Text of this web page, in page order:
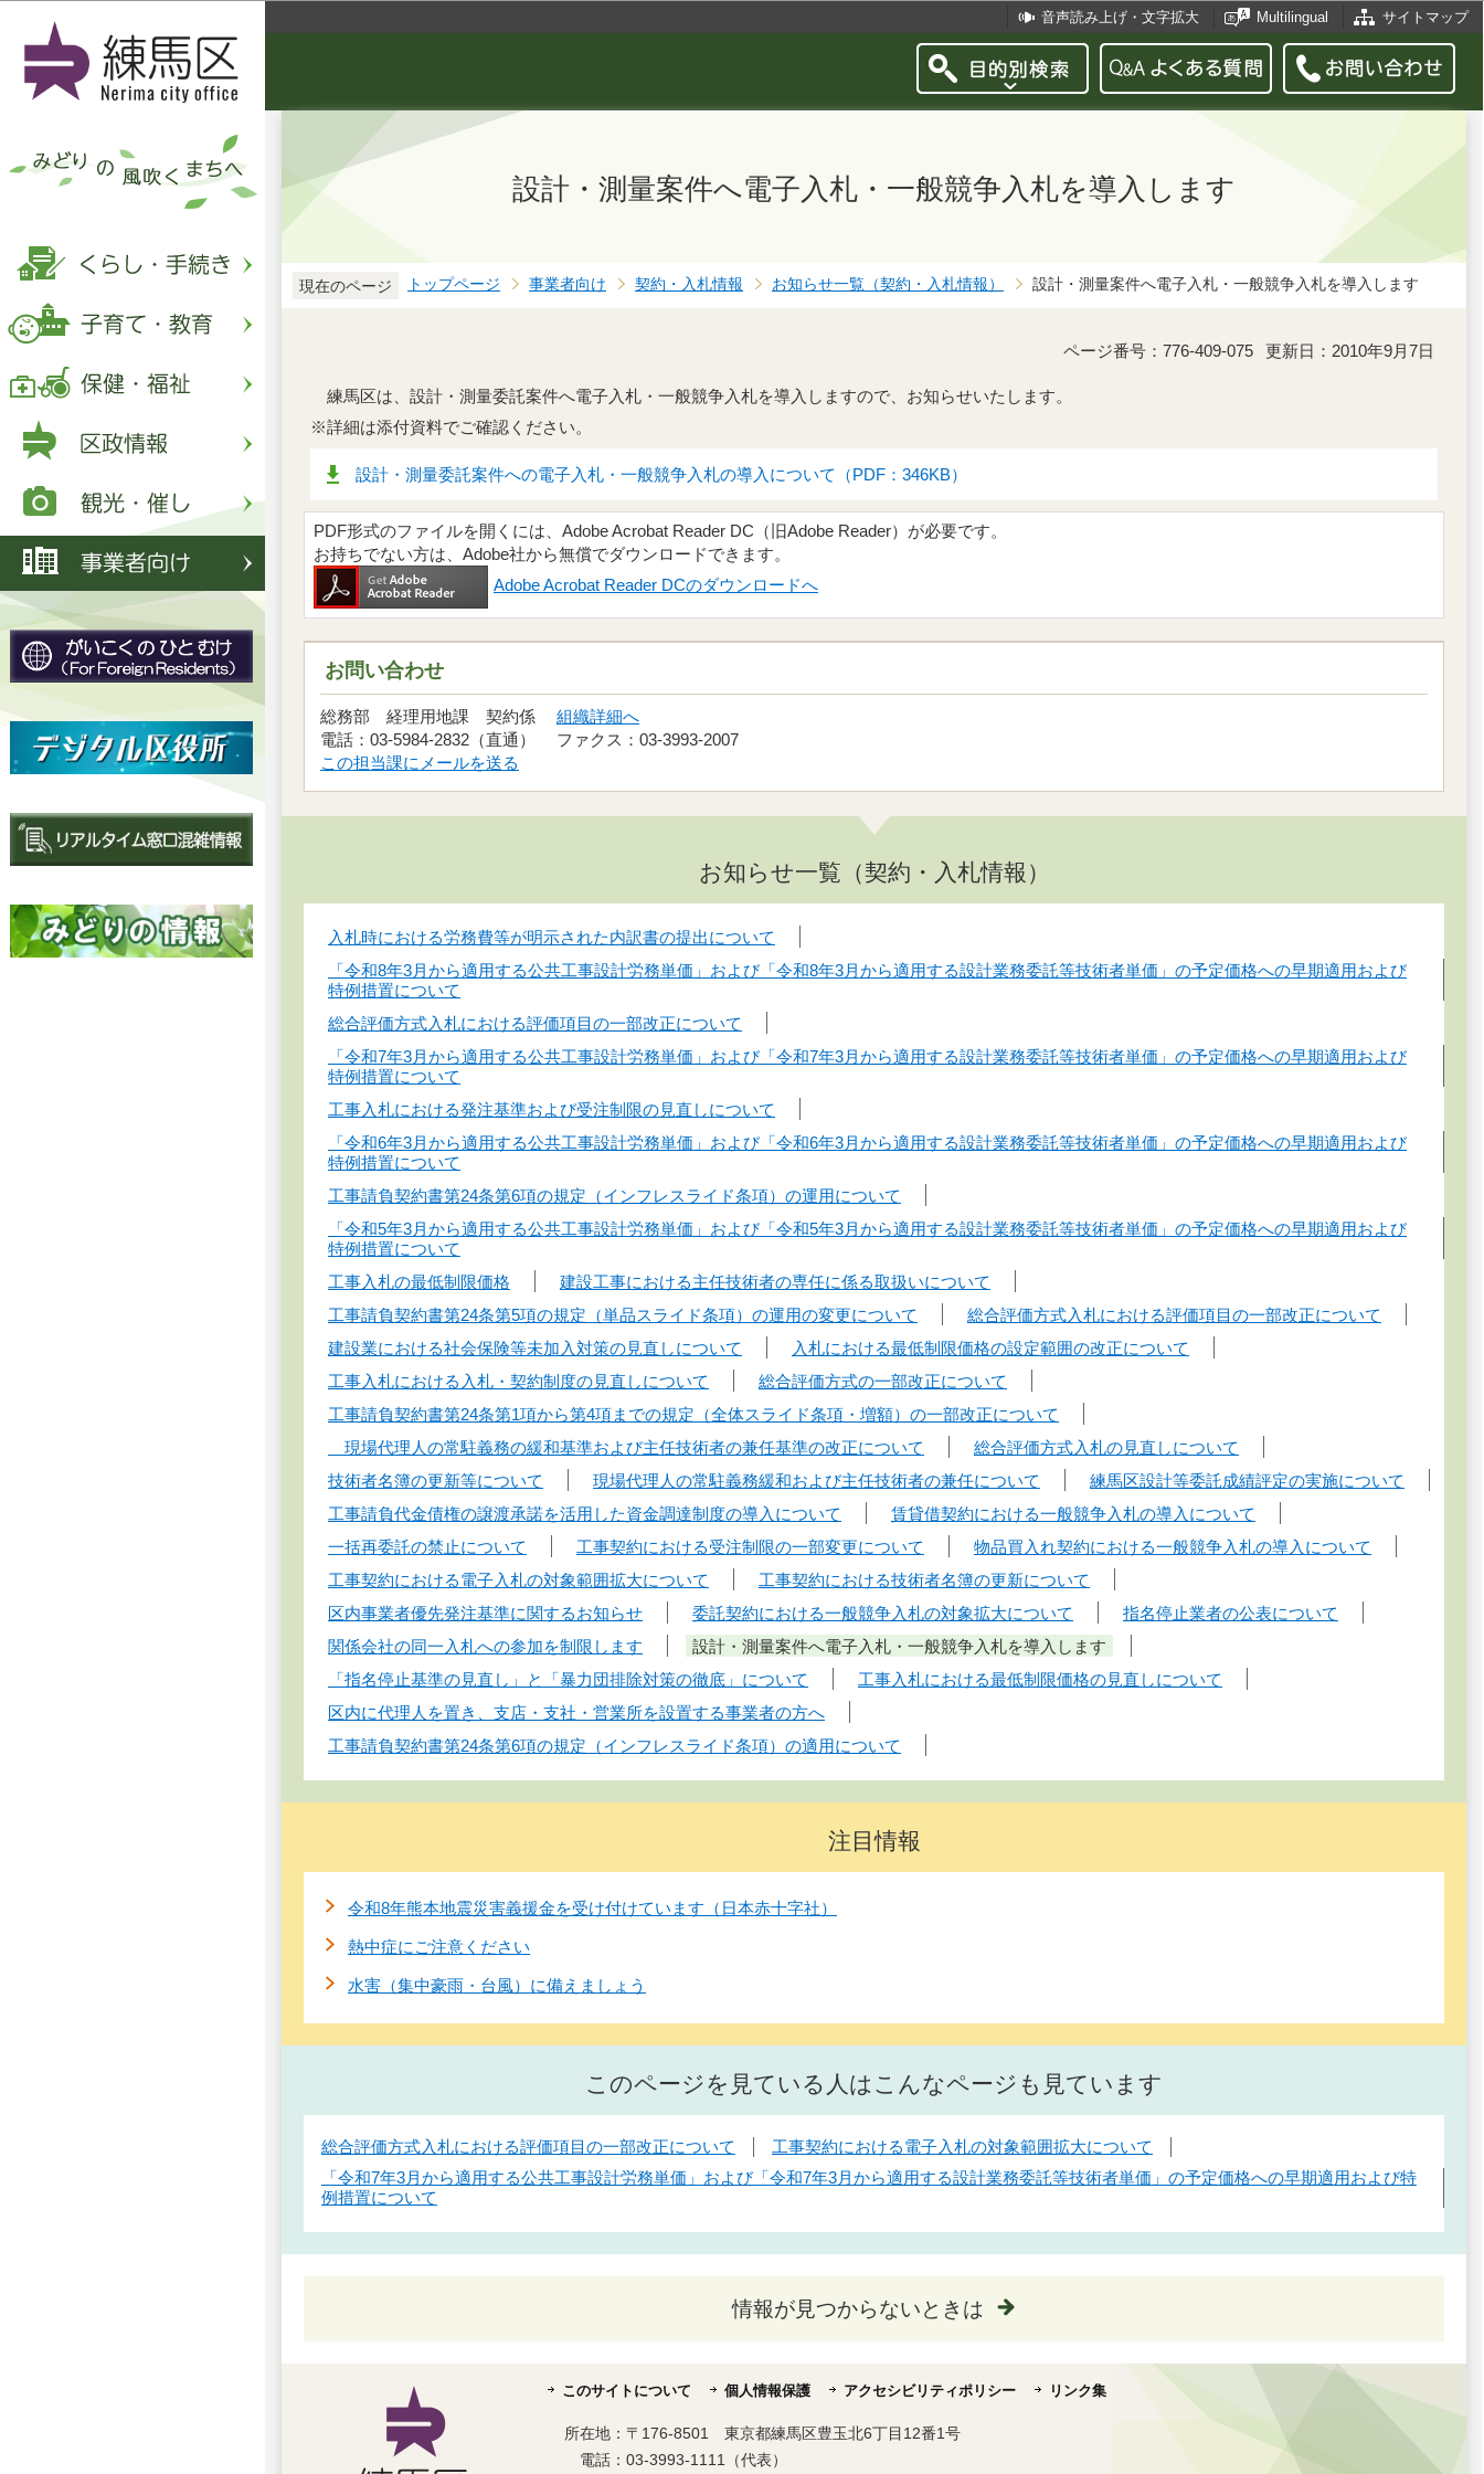
音声読み上げ・文字拡大 Multilingual サイトマップ
設計・測量案件へ電子入札・一般競争入札を導入します
現在のページ トップページ 事業者向け 契約・入札情報 お知らせ一覧（契約・入札情報） 設計・測量案件へ電子入札・一般競争入札を導入します
ページ番号：776-409-075 更新日：2010年9月7日
練馬区は、設計・測量委託案件へ電子入札・一般競争入札を導入しますので、お知らせいたします。
※詳細は添付資料でご確認ください。
設計・測量委託案件への電子入札・一般競争入札の導入について（PDF：346KB）
PDF形式のファイルを開くには、Adobe Acrobat Reader DC（旧Adobe Reader）が必要です。
お持ちでない方は、Adobe社から無償でダウンロードできます。
Adobe Acrobat Reader DCのダウンロードへ
お問い合わせ
総務部 経理用地課 契約係 組織詳細へ
電話：03-5984-2832（直通） ファクス：03-3993-2007
この担当課にメールを送る
お知らせ一覧（契約・入札情報）
入札時における労務費等が明示された内訳書の提出について
「令和8年3月から適用する公共工事設計労務単価」および「令和8年3月から適用する設計業務委託等技術者単価」の予定価格への早期適用および
特例措置について
総合評価方式入札における評価項目の一部改正について
「令和7年3月から適用する公共工事設計労務単価」および「令和7年3月から適用する設計業務委託等技術者単価」の予定価格への早期適用および
特例措置について
工事入札における発注基準および受注制限の見直しについて
「令和6年3月から適用する公共工事設計労務単価」および「令和6年3月から適用する設計業務委託等技術者単価」の予定価格への早期適用および
特例措置について
工事請負契約書第24条第6項の規定（インフレスライド条項）の運用について
「令和5年3月から適用する公共工事設計労務単価」および「令和5年3月から適用する設計業務委託等技術者単価」の予定価格への早期適用および
特例措置について
工事入札の最低制限価格
建設工事における主任技術者の専任に係る取扱いについて
工事請負契約書第24条第5項の規定（単品スライド条項）の運用の変更について
総合評価方式入札における評価項目の一部改正について
建設業における社会保険等未加入対策の見直しについて
入札における最低制限価格の設定範囲の改正について
工事入札における入札・契約制度の見直しについて
総合評価方式の一部改正について
工事請負契約書第24条第1項から第4項までの規定（全体スライド条項・増額）の一部改正について
現場代理人の常駐義務の緩和基準および主任技術者の兼任基準の改正について
総合評価方式入札の見直しについて
技術者名簿の更新等について
現場代理人の常駐義務緩和および主任技術者の兼任について
練馬区設計等委託成績評定の実施について
工事請負代金債権の譲渡承諾を活用した資金調達制度の導入について
賃貸借契約における一般競争入札の導入について
一括再委託の禁止について
工事契約における受注制限の一部変更について
物品買入れ契約における一般競争入札の導入について
工事契約における電子入札の対象範囲拡大について
工事契約における技術者名簿の更新について
区内事業者優先発注基準に関するお知らせ
委託契約における一般競争入札の対象拡大について
指名停止業者の公表について
関係会社の同一入札への参加を制限します
設計・測量案件へ電子入札・一般競争入札を導入します
「指名停止基準の見直し」と「暴力団排除対策の徹底」について
工事入札における最低制限価格の見直しについて
区内に代理人を置き、支店・支社・営業所を設置する事業者の方へ
工事請負契約書第24条第6項の規定（インフレスライド条項）の適用について
注目情報
令和8年熊本地震災害義援金を受け付けています（日本赤十字社）
熱中症にご注意ください
水害（集中豪雨・台風）に備えましょう
このページを見ている人はこんなページも見ています
総合評価方式入札における評価項目の一部改正について
工事契約における電子入札の対象範囲拡大について
「令和7年3月から適用する公共工事設計労務単価」および「令和7年3月から適用する設計業務委託等技術者単価」の予定価格への早期適用および特
例措置について
情報が見つからないときは
このサイトについて 個人情報保護 アクセシビリティポリシー リンク集
所在地： 〒176-8501 東京都練馬区豊玉北6丁目12番1号
電話： 03-3993-1111（代表）